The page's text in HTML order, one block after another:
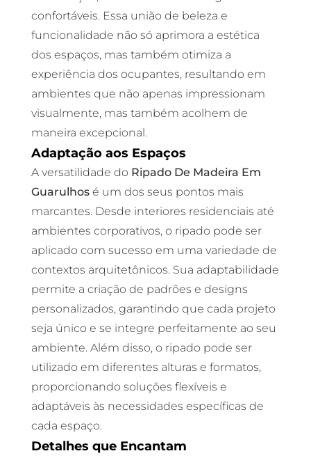
confortáveis. Essa união de beleza e
funcionalidade não só aprimora a estética
dos espaços, mas também otimiza a
experiência dos ocupantes, resultando em
ambientes que não apenas impressionam
visualmente, mas também acolhem de
maneira excepcional.
Adaptação aos Espaços
A versatilidade do Ripado De Madeira Em
Guarulhosé um dos seus pontos mais
marcantes. Desde interiores residenciais até
ambientes corporativos, o ripado pode ser
aplicado com sucesso em uma variedade de
contextos arquitetônicos. Sua adaptabilidade
permite a criação de padrões e designs
personalizados, garantindo que cada projeto
seja único e se integre perfeitamente ao seu
ambiente. Além disso, o ripado pode ser
utilizado em diferentes alturas e formatos,
proporcionando soluções flexíveis e
adaptáveis às necessidades específicas de
cada espaço.
Detalhes que Encantam